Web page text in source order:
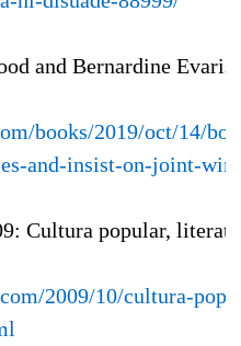
and Bernardine
books/2019/oct/14/
and-insist-on-joint-
Cultura popular,
2009/10/cultura-